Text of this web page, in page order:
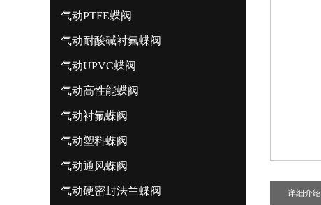
气动PTFE蝶阀
气动耐酸碱衬氟蝶阀
气动UPVC蝶阀
气动高性能蝶阀
气动衬氟蝶阀
气动塑料蝶阀
气动通风蝶阀
气动硬密封法兰蝶阀 详细介绍